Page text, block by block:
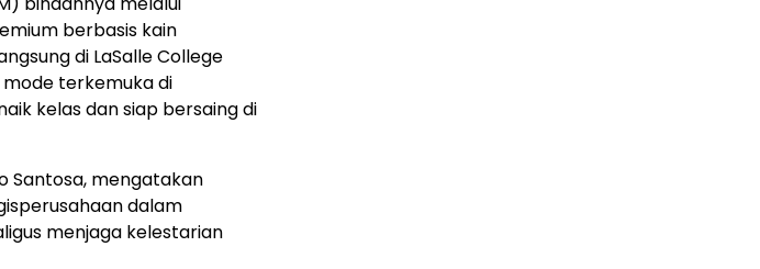
berbasis kain
di LaSalle College
mode terkemukadi
kelasdansiap bersaingdi
Santosa, mengatakan
perusahaandalam
menjaga kelestarian